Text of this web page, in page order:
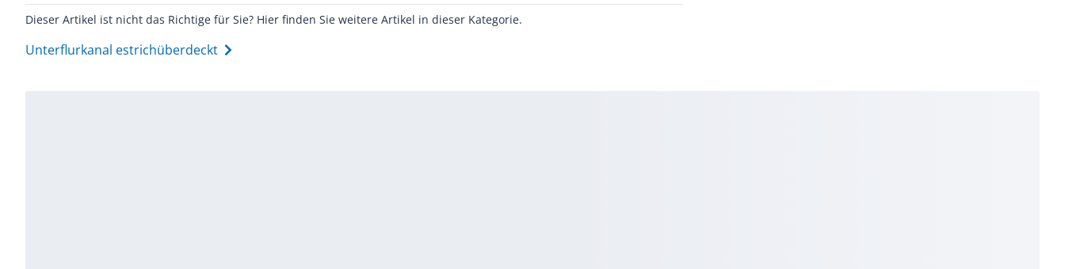
Dieser Artikel ist nicht das Richtige für Sie? Hier finden Sie weitere Artikel in dieser Kategorie.
Unterflurkanal estrichüberdeckt